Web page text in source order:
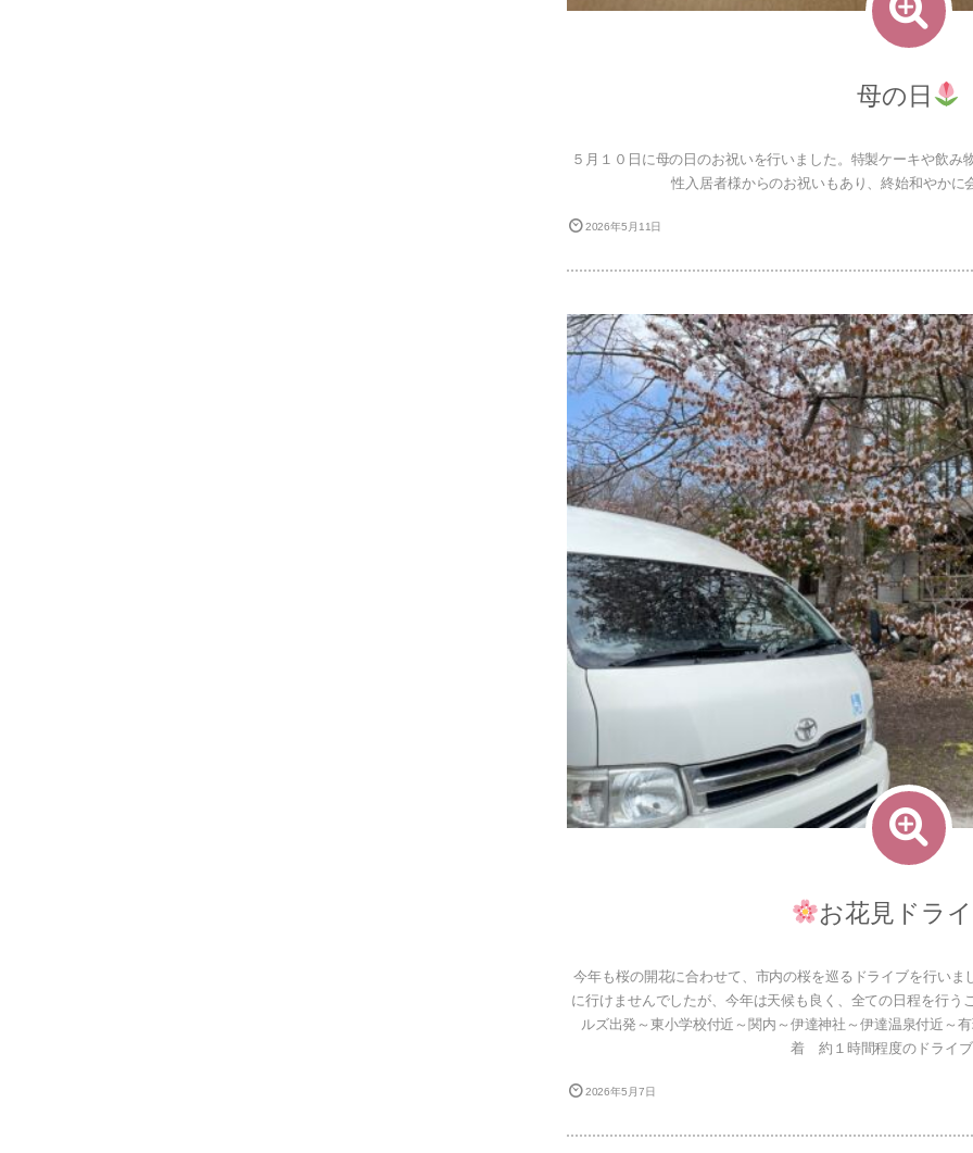
母の日
５月１０日に母の日のお祝いを行いました。特製ケーキや飲
性入居者様からのお祝いもあり、終始和やかに
2026年5月11日
お花見ドラ
今年も桜の開花に合わせて、市内の桜を巡るドライブを行い
に行けませんでしたが、今年は天候も良く、全ての日程を行
ルズ出発～東小学校付近～関内～伊達神社～伊達温泉付近
着 約１時間程度のドライ
2026年5月7日